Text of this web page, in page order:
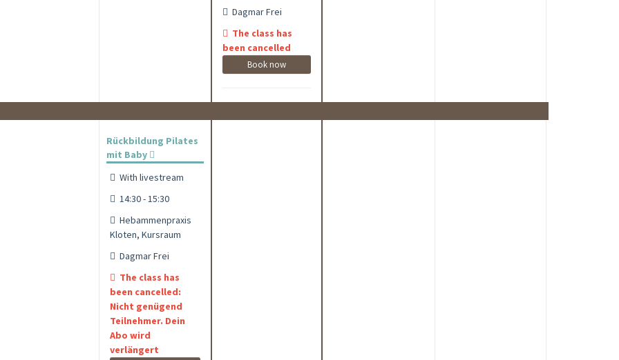
Dagmar Frei
The class has
been cancelled
Book now
Rückbildung Pilates
mit Baby
With livestream
14:30 - 15:30
Hebammenpraxis
Kloten, Kursraum
Dagmar Frei
The class has
been cancelled:
Nicht genügend
Teilnehmer. Dein
Abo wird
verlängert